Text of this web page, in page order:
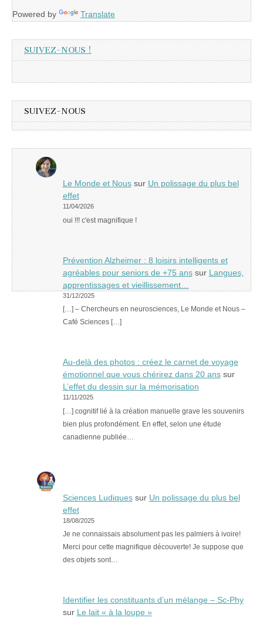
Powered by Translate
SUIVEZ-NOUS !
SUIVEZ-NOUS
Le Monde et Noussur Un polissage du plus bel
effet
11/04/2026
oui !!! c'est magnifique !
Prévention Alzheimer : 8 loisirs intelligents et
agréables pour seniors de +75 anssur Langues,
apprentissages et vieillissement…
31/12/2025
[…] – Chercheurs en neurosciences, Le Monde et Nous –
Café Sciences […]
Au-delà des photos : créez le carnet de voyage
émotionnel que vous chérirez dans 20 anssur
L’effet du dessin sur la mémorisation
11/11/2025
[…] cognitif lié à la création manuelle grave les souvenirs
bien plus profondément. En effet, selon une étude
canadienne publiée…
Sciences Ludiquessur Un polissage du plus bel
effet
18/08/2025
Je ne connaissais absolument pas les palmiers à ivoire!
Merci pour cette magnifique découverte! Je suppose que
des objets sont…
Identifier les constituants d’un mélange – Sc-Phy
sur Le lait « à la loupe »